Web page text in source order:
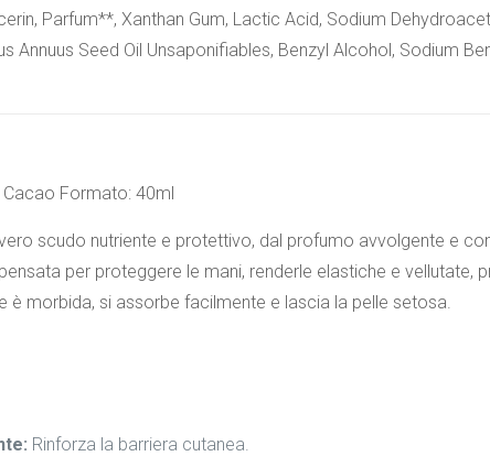
Parfum**, Xanthan Gum, Lactic Acid, Sodium
Annuus Seed Oil Unsaponifiables, Benzyl Alcohol, Sodium
Cacao Formato: 40ml
scudo nutriente e protettivo, dal profumo avvolgente e
per proteggere le mani, renderle elastiche e vellutate,
è morbida, si assorbe facilmente e lascia la pelle setosa.
Rinforza la barriera cutanea.